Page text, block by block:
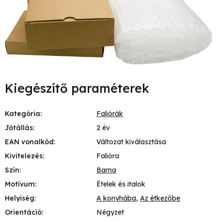
Kiegészítő paraméterek
Kategória:
Faliórák
Jótállás:
2 év
EAN vonalkód:
Változat kiválasztása
Kivitelezés:
Falióra
Szín:
Barna
Motívum:
Ételek és italok
Helyiség: A konyhába, Az étkezőbe
Orientáció: Négyzet